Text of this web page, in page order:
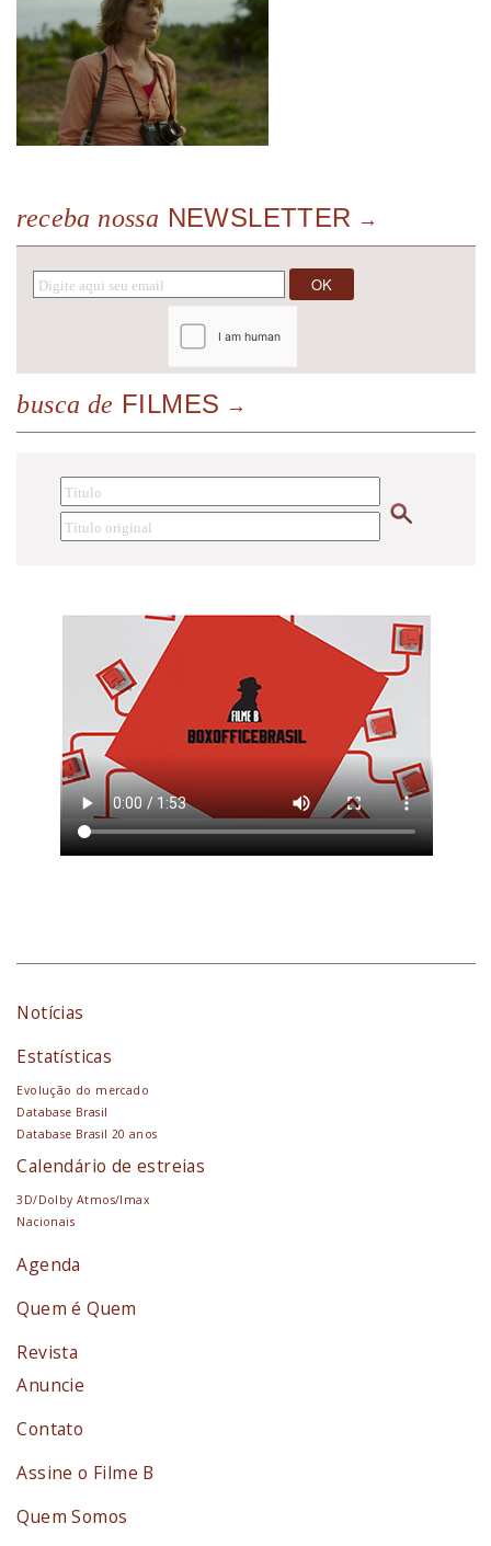
receba nossa NEWSLETTER
busca de FILMES
Notícias
Estatísticas
Evolução do mercado
Database Brasil
Database Brasil 20 anos
Calendário de estreias
3D/Dolby Atmos/Imax
Nacionais
Agenda
Quem é Quem
Revista
Anuncie
Contato
Assine o Filme B
Quem Somos